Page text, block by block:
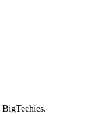
BigTechies.